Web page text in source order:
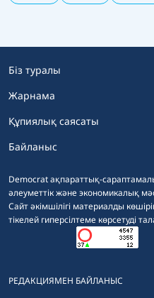
Democrat ақпараттық-
әлеуметтік және экономикалық
Сайт әкімшілігі материалды
тікелей гиперсілтеме көрсетуді
Біз туралы
Жарнама
Құпиялық саясаты
Байланыс
РЕДАКЦИЯМЕН БАЙЛАНЫС